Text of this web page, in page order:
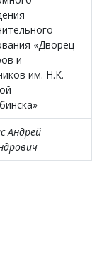
«Дворец
и
им. Н.К.
Андрей